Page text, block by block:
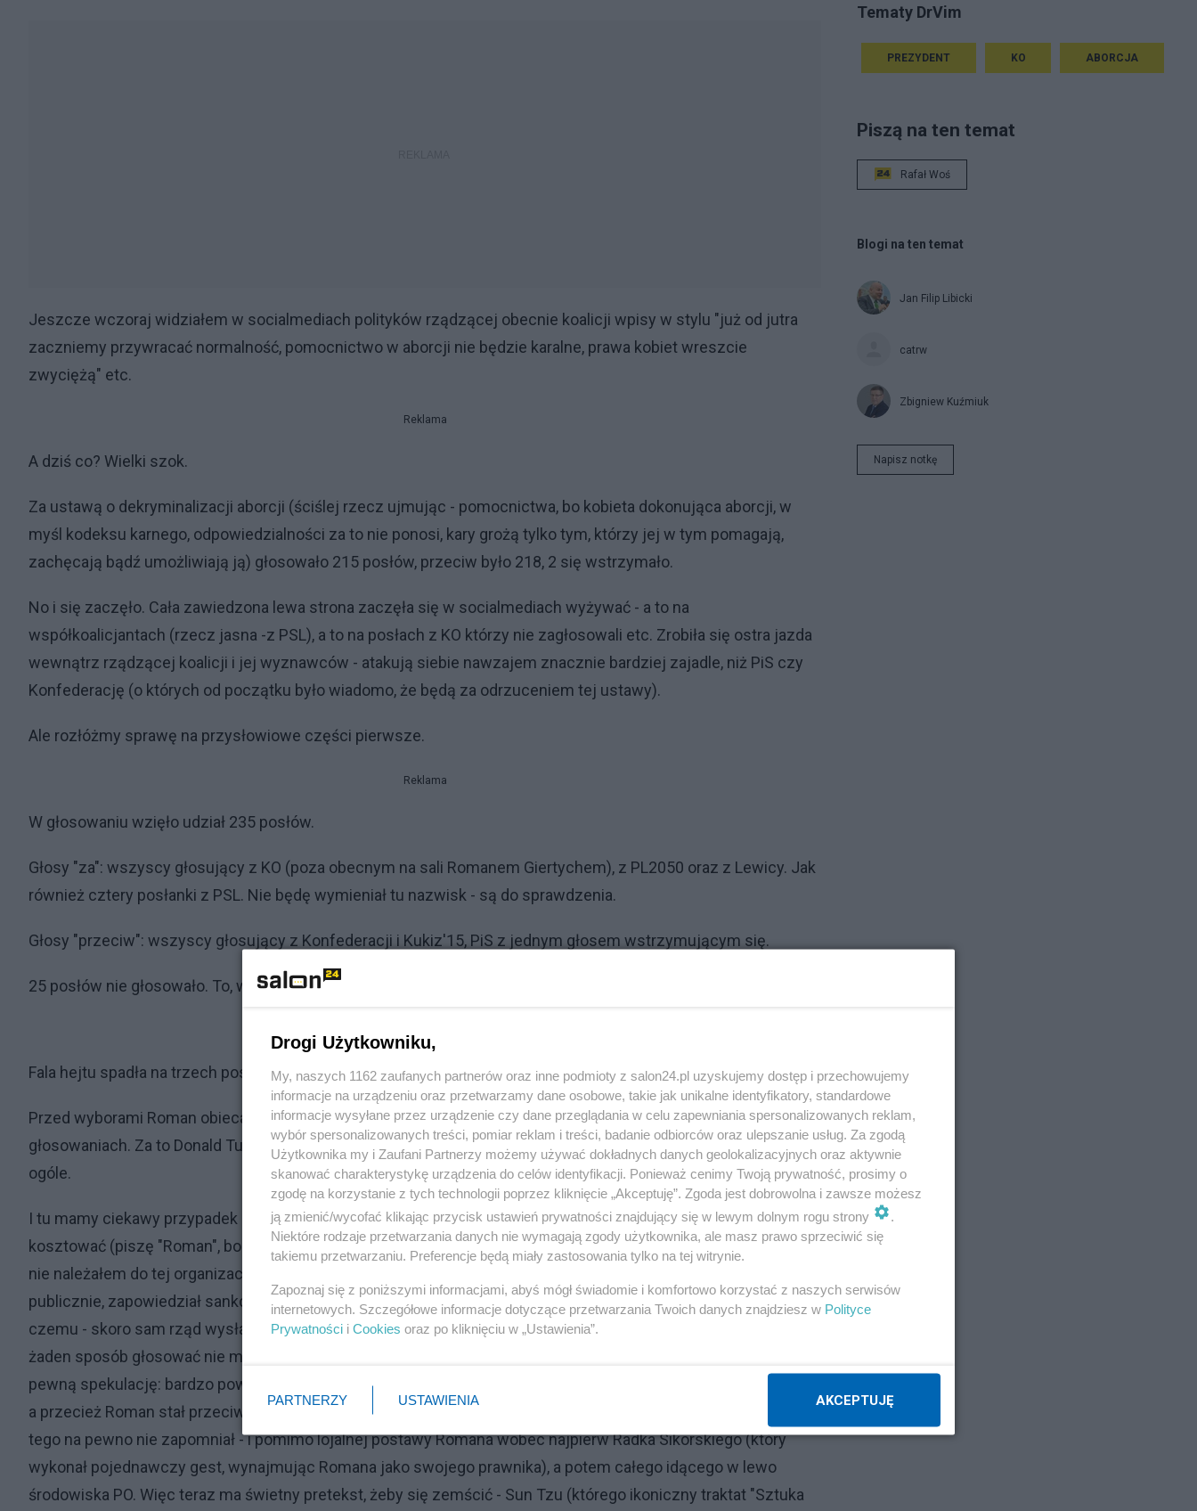
Jeszcze wczoraj widziałem w socialmediach polityków rządzącej obecnie koalicji wpisy w stylu "już od jutra
zaczniemy przywracać normalność, pomocnictwo w aborcji nie będzie karalne, prawa kobiet wreszcie
zwyciężą" etc.
Reklama
A dziś co? Wielki szok.
Za ustawą o dekryminalizacji aborcji (ściślej rzecz ujmując - pomocnictwa, bo kobieta dokonująca aborcji, w
myśl kodeksu karnego, odpowiedzialności za to nie ponosi, kary grożą tylko tym, którzy jej w tym pomagają,
zachęcają bądź umożliwiają ją) głosowało 215 posłów, przeciw było 218, 2 się wstrzymało.
No i się zaczęło. Cała zawiedzona lewa strona zaczęła się w socialmediach wyżywać - a to na
współkoalicjantach (rzecz jasna -z PSL), a to na posłach z KO którzy nie zagłosowali etc. Zrobiła się ostra jazda
wewnątrz rządzącej koalicji i jej wyznawców - atakują siebie nawzajem znacznie bardziej zajadle, niż PiS czy
Konfederację (o których od początku było wiadomo, że będą za odrzuceniem tej ustawy).
Ale rozłóżmy sprawę na przysłowiowe części pierwsze.
Reklama
W głosowaniu wzięło udział 235 posłów.
Głosy "za": wszyscy głosujący z KO (poza obecnym na sali Romanem Giertychem), z PL2050 oraz z Lewicy. Jak
również cztery posłanki z PSL. Nie będę wymieniał tu nazwisk - są do sprawdzenia.
Głosy "przeciw": wszyscy głosujący z Konfederacji i Kukiz'15, PiS z jednym głosem wstrzymującym się.
25 posłów nie głosowało. To, wbrew pozorom, nie jest nieistotne - ale o tym za chwilę.
Fala hejtu spadła na trzech posłów KO, którzy nie zagłosowali "za". Największa na Romana Giertycha.
Przed wyborami Roman obiecał Donaldowi Tuskowi, że szybciej złoży mandat niż złamie partyjną dyscyplinę w
głosowaniach. Za to Donald Tusk publicznie za niego poręczył. Dziś Roman był w sejmie - i... nie zagłosował. W
ogóle.
I tu mamy ciekawy przypadek - bo to swoiste, niewypowiedziane votum separatum może Romana drogo
kosztować (piszę "Roman", bo to człowiek, któremu kiedyś, jako szefowi Młodzieży Wszechpolskiej (choć nigdy
nie należałem do tej organizacji) podawałem rękę - i byłem z nim na "ty"; dziś to już przeszłość). Donald Tusk,
publicznie, zapowiedział sankcie wobec niego, jak też wobec wiceministra W.Sługowskiego (choć nie wiem
czemu - skoro sam rząd wysłał szefa lubuskich stuktur PO na służbowe spotkania do USA, więc ten człowiek w
żaden sposób głosować nie mógł - a przez telefon się nie liczy, Konstytucja nie pozwala). Pozwolę sobie na
pewną spekulację: bardzo poważni politycy określili Donalda Tuska jako osobę mega mściwą, nie wybaczającą -
a przecież Roman stał przeciw niemu, jako lider LPR, wicepremier rządu Jarosława Kaczyńskiego. D.Tusk mu
tego na pewno nie zapomniał - i pomimo lojalnej postawy Romana wobec najpierw Radka Sikorskiego (który
wykonał pojednawczy gest, wynajmując Romana jako swojego prawnika), a potem całego idącego w lewo
środowiska PO. Więc teraz ma świetny pretekst, żeby się zemścić - Sun Tzu (którego ikoniczny traktat "Sztuka
Tematy DrVim
PREZYDENT KO ABORCJA
Piszą na ten temat
Rafał Woś
Blogi na ten temat
Jan Filip Libicki
catrw
Zbigniew Kuźmiuk
Napisz notkę
Drogi Użytkowniku,
My, naszych 1162 zaufanych partnerów oraz inne podmioty z salon24.pl uzyskujemy dostęp i przechowujemy
informacje na urządzeniu oraz przetwarzamy dane osobowe, takie jak unikalne identyfikatory, standardowe
informacje wysyłane przez urządzenie czy dane przeglądania w celu zapewniania spersonalizowanych reklam,
wybór spersonalizowanych treści, pomiar reklam i treści, badanie odbiorców oraz ulepszanie usług. Za zgodą
Użytkownika my i Zaufani Partnerzy możemy używać dokładnych danych geolokalizacyjnych oraz aktywnie
skanować charakterystykę urządzenia do celów identyfikacji. Ponieważ cenimy Twoją prywatność, prosimy o
zgodę na korzystanie z tych technologii poprzez kliknięcie „Akceptuję”. Zgoda jest dobrowolna i zawsze możesz
ją zmienić/wycofać klikając przycisk ustawień prywatności znajdujący się w lewym dolnym rogu strony
.
Niektóre rodzaje przetwarzania danych nie wymagają zgody użytkownika, ale masz prawo sprzeciwić się
takiemu przetwarzaniu. Preferencje będą miały zastosowania tylko na tej witrynie.
Zapoznaj się z poniższymi informacjami, abyś mógł świadomie i komfortowo korzystać z naszych serwisów
internetowych. Szczegółowe informacje dotyczące przetwarzania Twoich danych znajdziesz w Polityce
Prywatności i Cookies oraz po kliknięciu w „Ustawienia”.
PARTNERZY USTAWIENIA AKCEPTUJĘ